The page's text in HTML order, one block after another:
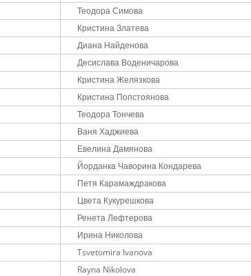
Теодора Симова
Кристина Златева
Диана Найденова
Десислава Воденичарова
Кристина Желязкова
Кристина Попстоянова
Теодора Тончева
Ваня Хаджиева
Евелина Дамянова
Йорданка Чаворина Кондарева
Петя Карамаждракова
Цвета Кукурешкова
Ренета Лефтерова
Ирина Николова
Tsvetomira Ivanova
Rayna Nikolova